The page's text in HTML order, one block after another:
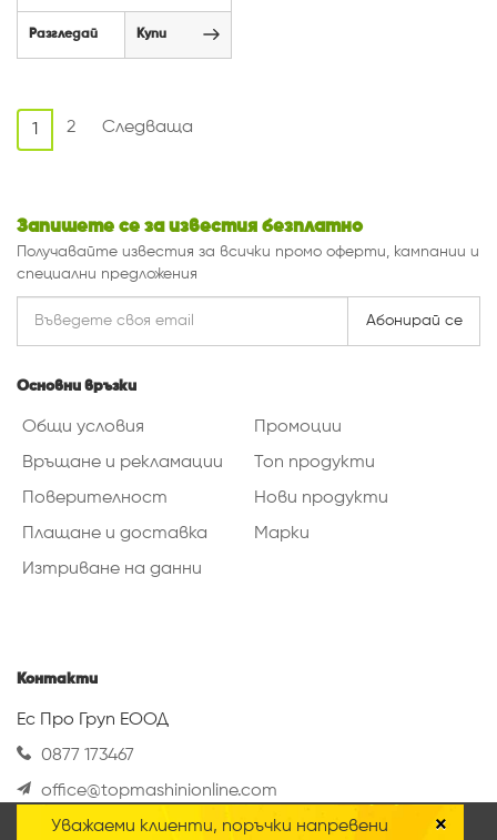
×
Уважаеми клиенти, поръчки напревени
Разгледай Купи
1 2 Следваща
Запишете се за известия безплатно
Получавайте известия за всички промо оферти, кампании и
специални предложения
Абонирай се
Основни връзки
Общи условия
Връщане и рекламации
Поверителност
Плащане и доставка
Изтриване на данни
Промоции
Топ продукти
Нови продукти
Марки
Контакти
Ес Про Груп ЕООД
0877 173467
office@topmashinionline.com
Вижте повече
Нашият онлайн магазин използва така